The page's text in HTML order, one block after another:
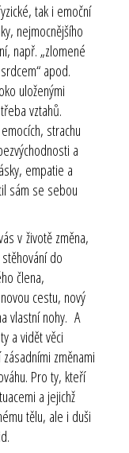
tak i emoční
nejmocnějšího
např. „zlomené
apod.
uloženými
vztahů.
strachu
a
empatie a
sám se sebou
v životě změna,
do
člena,
cestu, nový
vlastní nohy. A
a vidět věci
změnami
Pro ty, kteří
a jejichž
tělu, ale i duši